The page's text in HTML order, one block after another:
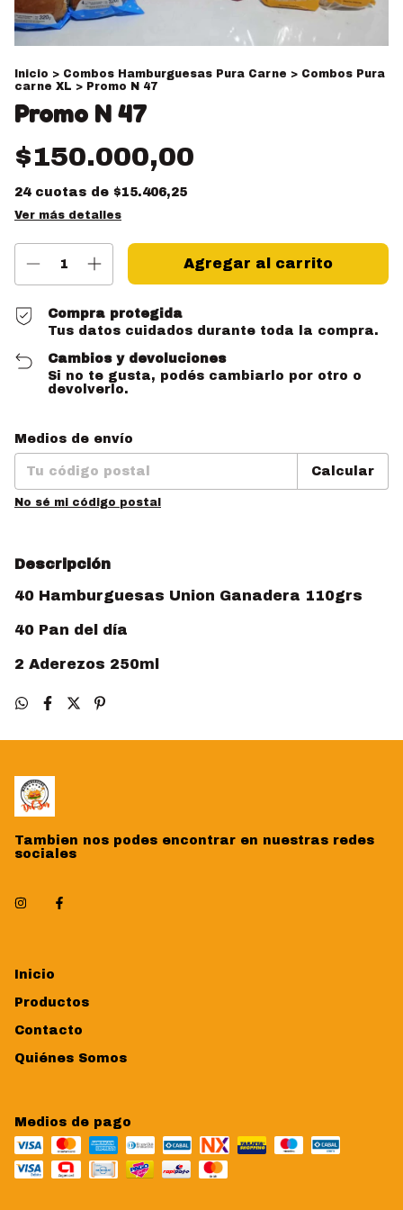
Inicio > Combos Hamburguesas Pura Carne > Combos Pura
carne XL > Promo N 47
Promo N 47
$150.000,00
24 cuotas de $15.406,25
Ver más detalles
Compra protegida
Tus datos cuidados durante toda la compra.
Cambios y devoluciones
Si no te gusta, podés cambiarlo por otro o
devolverlo.
Entregas para el CP:
Medios de envío
Calcular
No sé mi código postal
Descripción
40 Hamburguesas Union Ganadera 110grs
40 Pan del día
2 Aderezos 250ml
Tambien nos podes encontrar en nuestras redes
sociales
Inicio
Productos
Contacto
Quiénes Somos
Medios de pago